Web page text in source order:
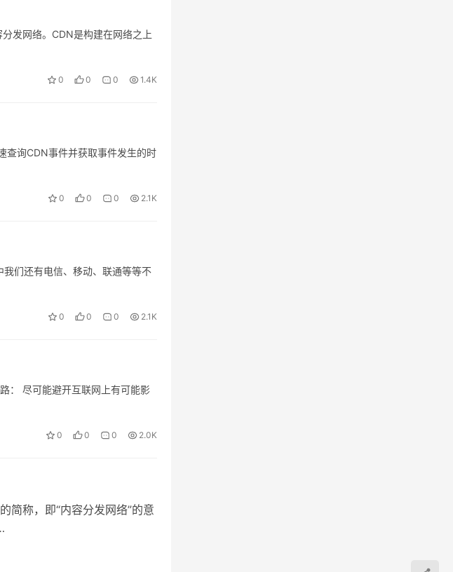
发网络。CDN是构建在网络之上
0 0 0 1.4K
询CDN事件并获取事件发生的时
0 0 0 2.1K
们还有电信、移动、联通等等不
0 0 0 2.1K
： 尽可能避开互联网上有可能影
0 0 0 2.0K
称，即“内容分发网络”的意